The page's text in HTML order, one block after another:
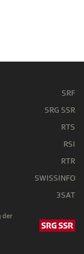
SRF
SRG SSR
RTS
RSI
RTR
SWISSINFO
3SAT
der